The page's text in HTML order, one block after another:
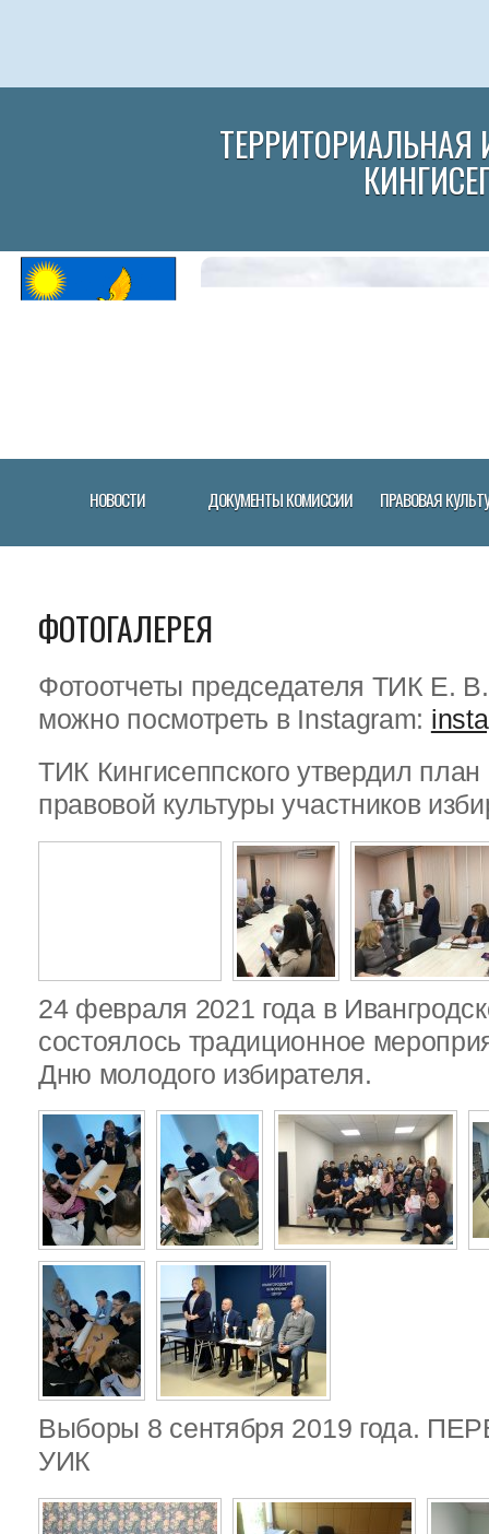
НОВОСТИ ДОКУМЕНТЫ КОМИССИИ ПРАВОВАЯ
ФОТОГАЛЕРЕЯ
Фотоотчеты председателя ТИК Е.
можно посмотреть в Instagram:
ТИК Кингисеппского утвердил
правовой культуры участников
24 февраля 2021 года в
состоялось традиционное
Дню молодого избирателя.
Выборы 8 сентября 2019 года.
УИК